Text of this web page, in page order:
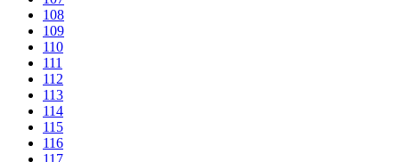
108
109
110
111
112
113
114
115
116